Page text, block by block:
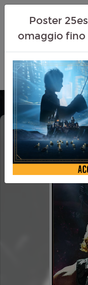
MASTERS
Poster
omaggio fino